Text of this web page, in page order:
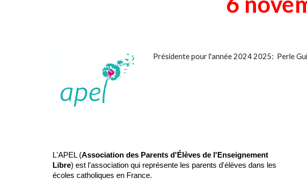
Présidente pour l'année 2024 2025: Perle
L'APEL (Association des Parents d'Élèves de l'Enseignement
Libre) est l'association qui représente les parents d'élèves dans les
écoles catholiques en France.